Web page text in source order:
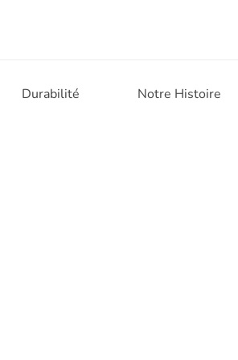
Durabilité Notre Histoire